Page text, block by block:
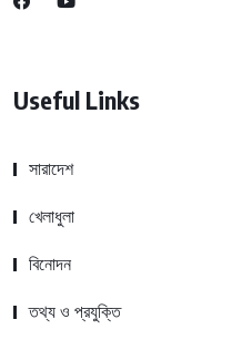
Useful Links
সারাদেশ
খেলাধুলা
বিনোদন
তথ্য ও প্রযুক্তি